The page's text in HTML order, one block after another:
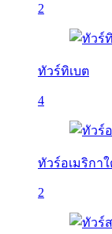
2
ทัวร์ทิเบต
4
ทัวร์อเมริกา
2